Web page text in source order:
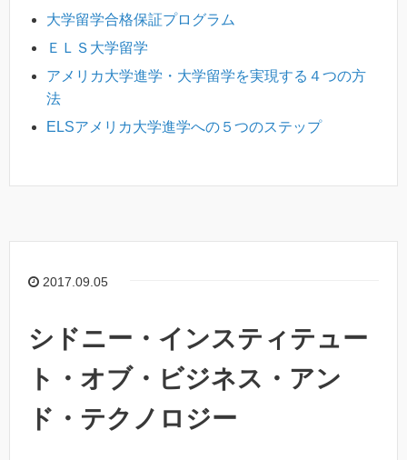
大学留学合格保証プログラム
ＥＬＳ大学留学
アメリカ大学進学・大学留学を実現する４つの方
法
ELSアメリカ大学進学への５つのステップ
2017.09.05
シドニー・インスティテュー
ト・オブ・ビジネス・アン
ド・テクノロジー